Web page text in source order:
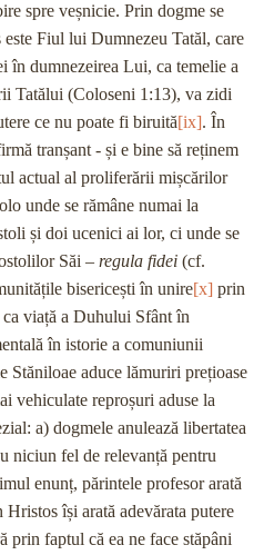
spre veșnicie. Prin dogme se
Fiul lui Dumnezeu Tatăl, care
în dumnezeirea Lui, ca temelie a
Tatălui (Coloseni 1:13), va zidi
ce nu poate fi biruită[ix]. În
tranșant - și e bine să reținem
actual al proliferării mișcărilor
unde se rămâne numai la
și doi ucenici ai lor, ci unde se
Săi – regula fidei (cf.
bisericești în unire[x] prin
viață a Duhului Sfânt în
în istorie a comuniunii
Stăniloae aduce lămuriri prețioase
vehiculate reproșuri aduse la
a) dogmele anulează libertatea
niciun fel de relevanță pentru
enunț, părintele profesor arată
își arată adevărata putere
prin faptul că ea ne face stăpâni